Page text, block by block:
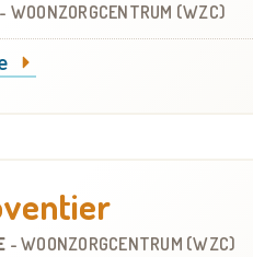
- WOONZORGCENTRUM (WZC)
-WOONZORGCENTRUM (WZC)